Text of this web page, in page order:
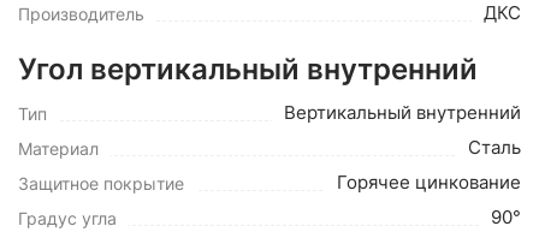
Производитель ДКС
Угол вертикальный внутренний
Тип Вертикальный внутренний
Материал Сталь
Защитное покрытие Горячее цинкование
Градус угла 90°